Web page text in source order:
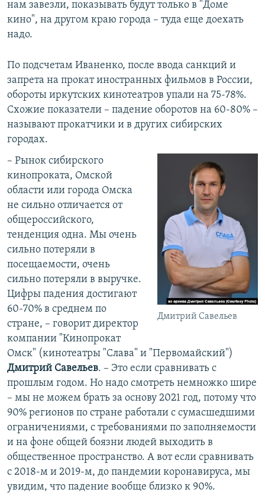
нам завезли, показывать будут только в "Доме
кино", на другом краю города – туда еще доехать
надо.
По подсчетам Иваненко, после ввода санкций и
запрета на прокат иностранных фильмов в России,
обороты иркутских кинотеатров упали на 75-78%.
Схожие показатели – падение оборотов на 60-80% –
называют прокатчики и в других сибирских
городах.
Дмитрий Савельев
– Рынок сибирского
кинопроката, Омской
области или города Омска
не сильно отличается от
общероссийского,
тенденция одна. Мы очень
сильно потеряли в
посещаемости, очень
сильно потеряли в выручке.
Цифры падения достигают
60-70% в среднем по
стране, – говорит директор
компании "Кинопрокат
Омск" (кинотеатры "Слава" и "Первомайский")
Дмитрий Савельев. – Это если сравнивать с
прошлым годом. Но надо смотреть немножко шире
– мы не можем брать за основу 2021 год, потому что
90% регионов по стране работали с сумасшедшими
ограничениями, с требованиями по заполняемости
и на фоне общей боязни людей выходить в
общественное пространство. А вот если сравнивать
с 2018-м и 2019-м, до пандемии коронавируса, мы
увидим, что падение вообще близко к 90%.